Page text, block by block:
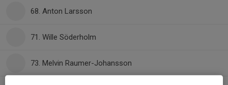
68. Anton Larsson
71. Wille Söderholm
73. Melvin Raumer-Johansson